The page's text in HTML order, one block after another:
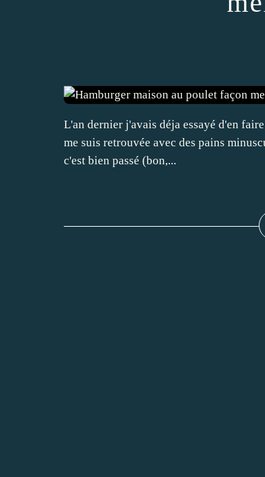
L'an dernier j'avais déja essayé d'en
me suis retrouvée avec des pains
c'est bien passé (bon,...